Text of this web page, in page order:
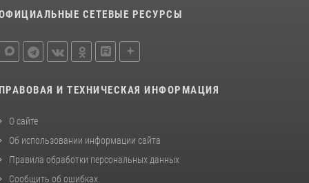
СЕТЕВЫЕ РЕСУРСЫ
ПРАВОВАЯ И ТЕХНИЧЕСКАЯ ИНФОРМАЦИЯ
О сайте
Об использовании информации сайта
Правила обработки персональных данных
Сообщить об ошибках.